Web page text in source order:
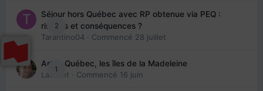
2
Séjour hors Québec avec RP obtenue via PEQ :
risques et conséquences ?
Tarantino04 · Commencé 28 juillet
1
Arte : Québec, les îles de la Madeleine
Laurent · Commencé 16 juin